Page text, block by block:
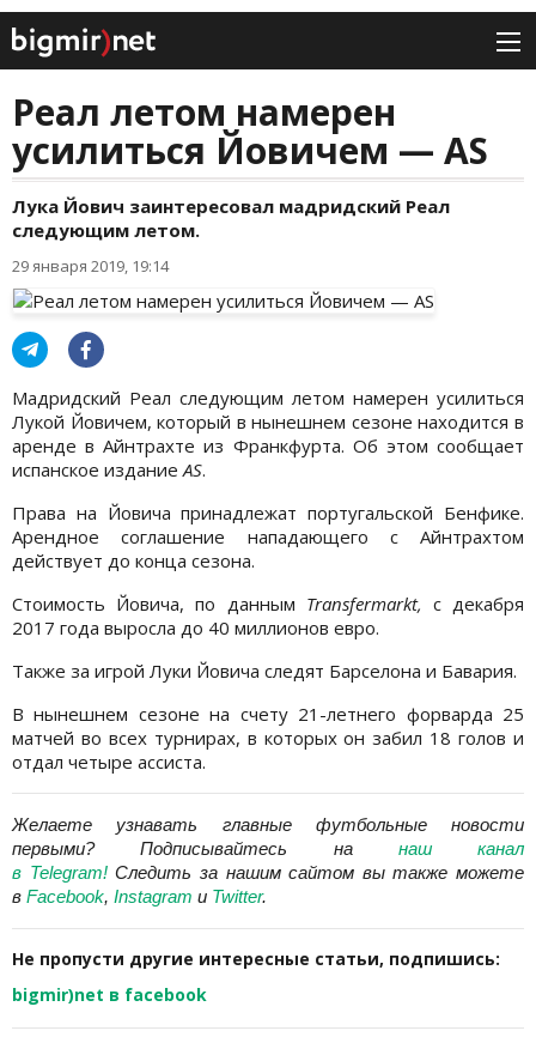
Реал летом намерен
усилиться Йовичем — AS
Лука Йович заинтересовал мадридский Реал
следующим летом.
29 января 2019, 19:14
Мадридский Реал следующим летом намерен усилиться
Лукой Йовичем, который в нынешнем сезоне находится в
аренде в Айнтрахте из Франкфурта. Об этом сообщает
испанское изданиеAS.
Права на Йовича принадлежат португальской Бенфике.
Арендное соглашение нападающего с Айнтрахтом
действует до конца сезона.
Стоимость Йовича, по данным Transfermarkt, с декабря
2017 года выросла до 40 миллионов евро.
Также за игрой Луки Йовича следят Барселона и Бавария.
В нынешнем сезоне на счету 21-летнего форварда 25
матчей во всех турнирах, в которых он забил 18 голов и
отдал четыре ассиста.
Желаете узнавать главные футбольные новости
первыми? Подписывайтесь на наш канал
в Telegram!Следить за нашим сайтом вы также можете
в Facebook, Instagram и Twitter.
Не пропусти другие интересные статьи, подпишись:
bigmir)net в facebook